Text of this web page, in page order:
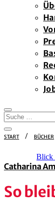
START BÜCHER
Blick
Catharina
So